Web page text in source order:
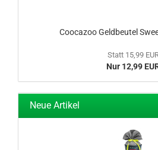
Coocazoo Geldbeutel
Statt 15,99
Nur 12,99
Neue Artikel